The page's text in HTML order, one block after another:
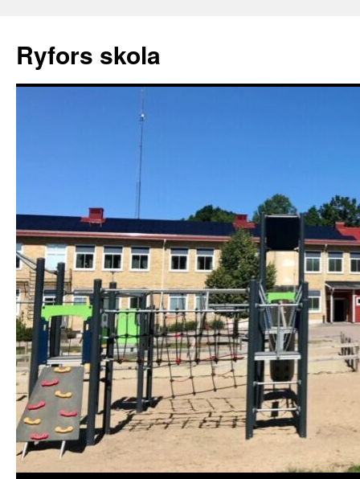
Ryfors skola